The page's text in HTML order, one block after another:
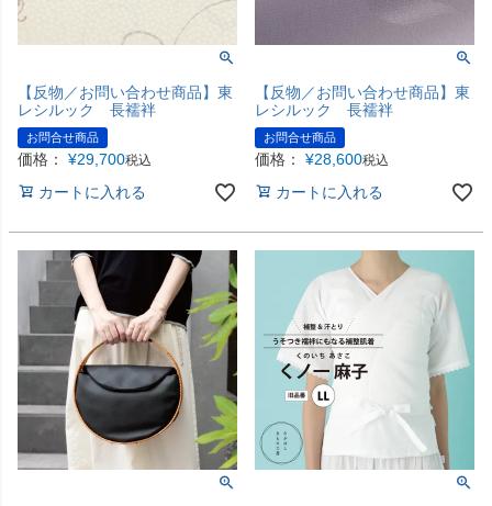
【反物／お問い合わせ商品】東
レシルック 長襦袢
お問合せ商品
価格： ¥29,700税込
カートに入れる
【反物／お問い合わせ商品】東
レシルック 長襦袢
お問合せ商品
価格： ¥28,600税込
カートに入れる